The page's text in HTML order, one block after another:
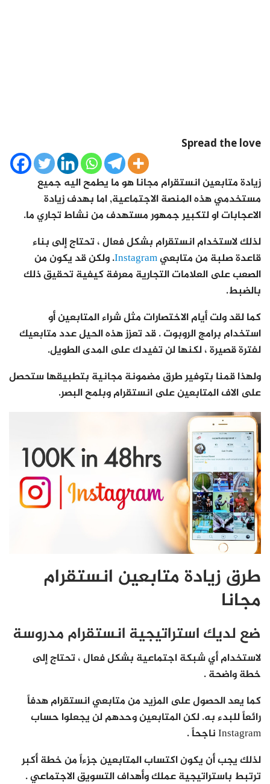
Spread the love
زيادة متابعين انستقرام مجانا هو ما يطمح اليه جميع
مستخدمي هذه المنصة الاجتماعية, اما بهدف زيادة
الاعجابات او لتكبير جمهور مستهدف من نشاط تجاري ما.
لذلك لاستخدام انستقرام بشكل فعال ، تحتاج إلى بناء
قاعدة صلبة من متابعيInstagram. ولكن قد يكون من
الصعب على العلامات التجارية معرفة كيفية تحقيق ذلك
بالضبط.
كما لقد ولت أيام الاختصارات مثل شراء المتابعين أو
استخدام برامج الروبوت . قد تعزز هذه الحيل عدد متابعيك
لفترة قصيرة ، لكنها لن تفيدك على المدى الطويل.
ولهذا قمنا بتوفير طرق مضمونة مجانية بتطبيقها ستحصل
على الاف المتابعين على انستقرام وبلمح البصر.
طرق زيادة متابعين انستقرام
مجانا
ضع لديك استراتيجية انستقرام مدروسة
لاستخدام أي شبكة اجتماعية بشكل فعال ، تحتاج إلى
خطة واضحة .
كما يعد الحصول على المزيد من متابعي انستقرام هدفاً
رائعاً للبدء به. لكن المتابعين وحدهم لن يجعلوا حساب
Instagram ناجحاً .
لذلك يجب أن يكون اكتساب المتابعين جزءاً من خطة أكبر
ترتبط باستراتيجية عملك وأهداف التسويق الاجتماعي .